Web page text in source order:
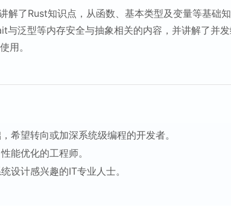
解了Rust知识点，从函数、基本类型及变量等基础
与泛型等内存安全与抽象相关的内容，并讲解了并
用。
希望转向或加深系统级编程的开发者。
能优化的工程师。
设计感兴趣的IT专业人士。